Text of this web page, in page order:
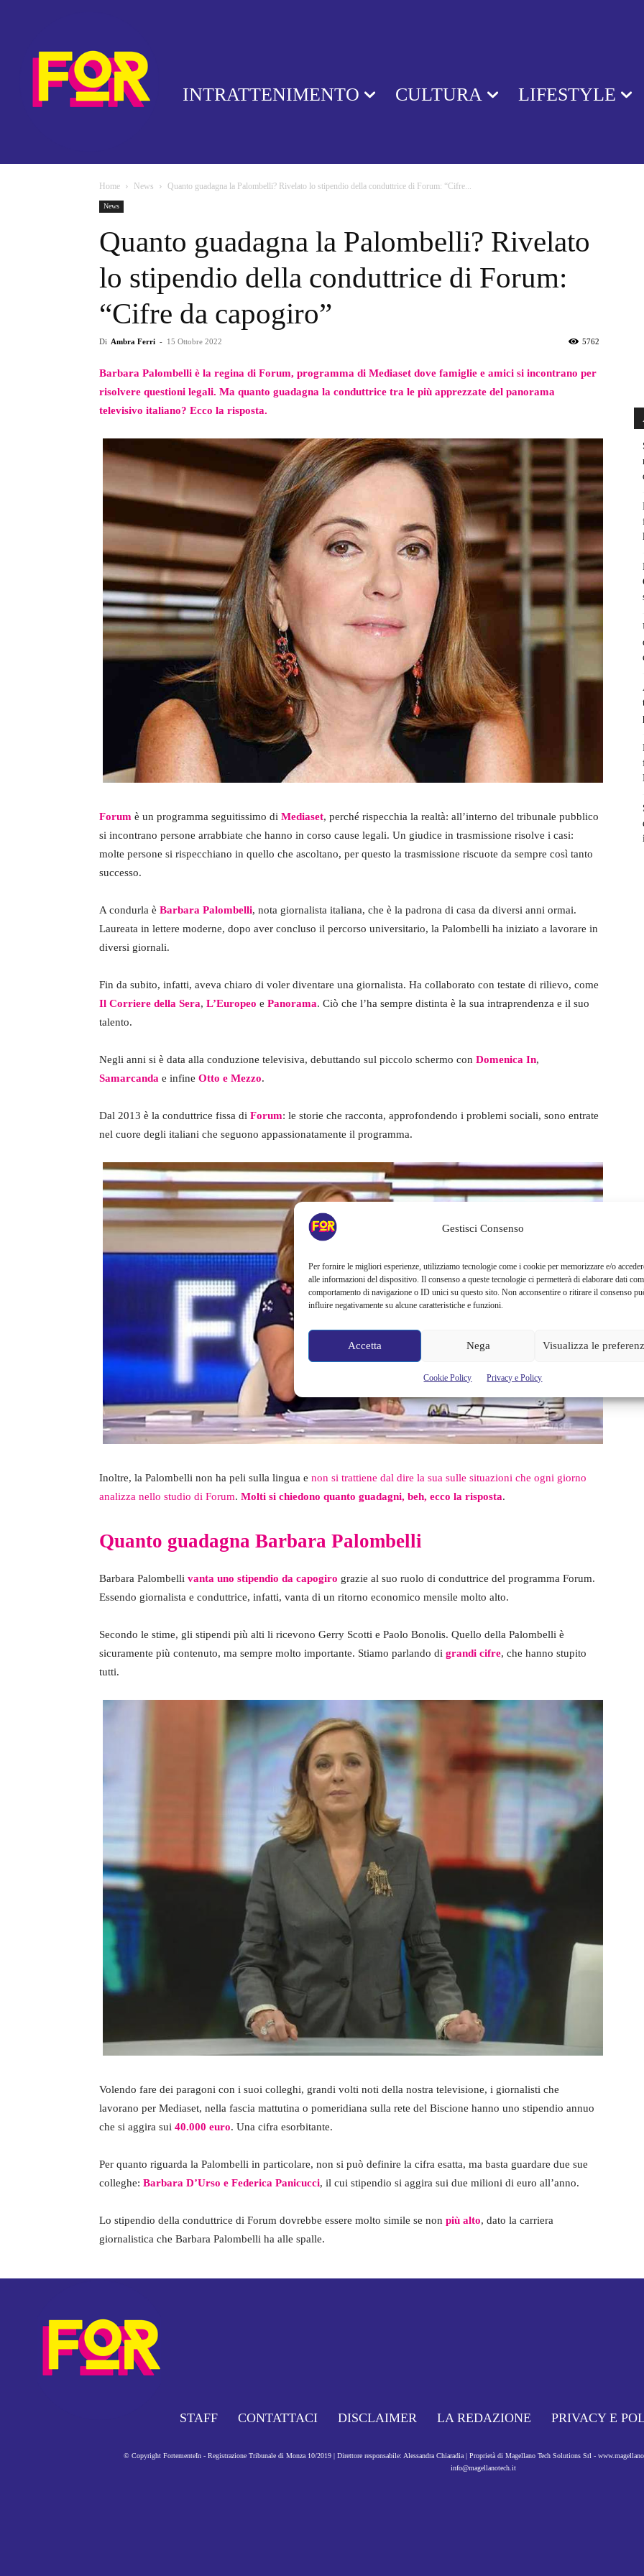
Gestisci Consenso
Per fornire le migliori esperienze, utilizziamo tecnologie come i cookie per memorizzare e/o
alle informazioni del dispositivo. Il consenso a queste tecnologie ci permetterà di elaborare dati
comportamento di navigazione o ID unici su questo sito. Non acconsentire o ritirare il consenso
influire negativamente su alcune caratteristiche e funzioni.
Accetta Nega Visualizza le
Cookie Policy Privacy e Policy
INTRATTENIMENTO CULTURA LIFESTYLE
Home News Quanto guadagna la Palombelli? Rivelato lo stipendio della conduttrice di Forum: “Cifre...
News
Quanto guadagna la Palombelli? Rivelato
lo stipendio della conduttrice di Forum:
“Cifre da capogiro”
Di Ambra Ferri - 15 Ottobre 2022 5762
Barbara Palombelli è la regina di Forum, programma di Mediaset dove famiglie e amici si incontrano per
risolvere questioni legali. Ma quanto guadagna la conduttrice tra le più apprezzate del panorama
televisivo italiano? Ecco la risposta.
Forum è un programma seguitissimo di Mediaset, perché rispecchia la realtà: all’interno del tribunale pubblico
si incontrano persone arrabbiate che hanno in corso cause legali. Un giudice in trasmissione risolve i casi:
molte persone si rispecchiano in quello che ascoltano, per questo la trasmissione riscuote da sempre così tanto
successo.
A condurla è Barbara Palombelli, nota giornalista italiana, che è la padrona di casa da diversi anni ormai.
Laureata in lettere moderne, dopo aver concluso il percorso universitario, la Palombelli ha iniziato a lavorare in
diversi giornali.
Fin da subito, infatti, aveva chiaro di voler diventare una giornalista. Ha collaborato con testate di rilievo, come
Il Corriere della Sera, L’Europeo e Panorama. Ciò che l’ha sempre distinta è la sua intraprendenza e il suo
talento.
Negli anni si è data alla conduzione televisiva, debuttando sul piccolo schermo con Domenica In,
Samarcanda e infine Otto e Mezzo.
Dal 2013 è la conduttrice fissa di Forum: le storie che racconta, approfondendo i problemi sociali, sono entrate
nel cuore degli italiani che seguono appassionatamente il programma.
Inoltre, la Palombelli non ha peli sulla lingua e non si trattiene dal dire la sua sulle situazioni che ogni giorno
analizza nello studio di Forum. Molti si chiedono quanto guadagni, beh, ecco la risposta.
Quanto guadagna Barbara Palombelli
Barbara Palombelli vanta uno stipendio da capogiro grazie al suo ruolo di conduttrice del programma Forum.
Essendo giornalista e conduttrice, infatti, vanta di un ritorno economico mensile molto alto.
Secondo le stime, gli stipendi più alti li ricevono Gerry Scotti e Paolo Bonolis. Quello della Palombelli è
sicuramente più contenuto, ma sempre molto importante. Stiamo parlando di grandi cifre, che hanno stupito
tutti.
Volendo fare dei paragoni con i suoi colleghi, grandi volti noti della nostra televisione, i giornalisti che
lavorano per Mediaset, nella fascia mattutina o pomeridiana sulla rete del Biscione hanno uno stipendio annuo
che si aggira sui 40.000 euro. Una cifra esorbitante.
Per quanto riguarda la Palombelli in particolare, non si può definire la cifra esatta, ma basta guardare due sue
colleghe: Barbara D’Urso e Federica Panicucci, il cui stipendio si aggira sui due milioni di euro all’anno.
Lo stipendio della conduttrice di Forum dovrebbe essere molto simile se non più alto, dato la carriera
giornalistica che Barbara Palombelli ha alle spalle.
STAFF CONTATTACI DISCLAIMER LA REDAZIONE PRIVACY E
© Copyright FortementeIn - Registrazione Tribunale di Monza 10/2019 | Direttore responsabile: Alessandra Chiaradia | Proprietà di Magellano Tech Solutions Srl -
info@magellanotech.it